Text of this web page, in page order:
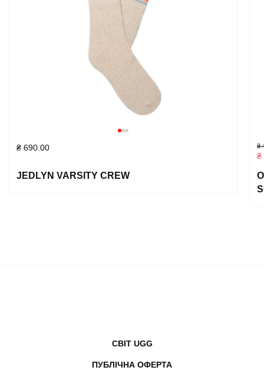
₴ 690.00
JEDLYN VARSITY CREW
₴
₴
СВІТ UGG
ПУБЛІЧНА ОФЕРТА